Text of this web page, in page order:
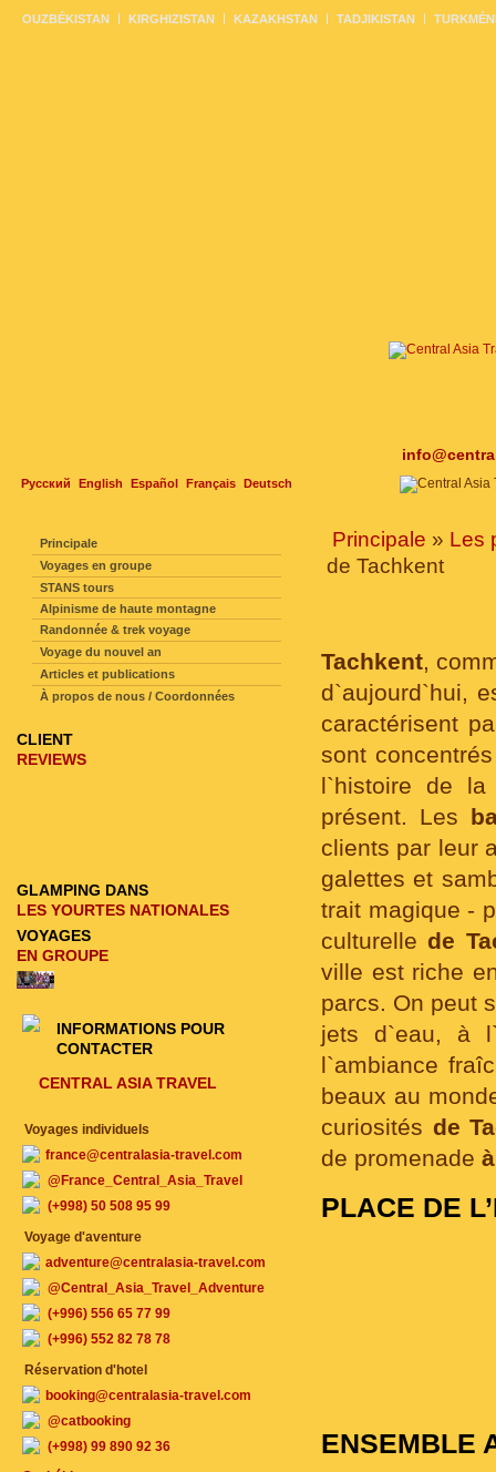
Русский English Español Français Deutsch
OUZBÉKISTAN KIRGHIZISTAN KAZAKHSTAN TADJIKISTAN
Principale » Les
de Tachkent
Tachkent,
d`aujourd`hui,
caractérisent
sont
l`histoire de
présent. Les
clients par leur
galettes et
trait magique -
culturelle de
ville est riche
parcs. On peut
jets d`eau, à
l`ambiance
beaux au
curiosités de
de promenade
PLACE DE
ENSEMBLE
Principale
Voyages en groupe
STANS tours
Alpinisme de haute montagne
Randonnée & trek voyage
Voyage du nouvel an
Articles et publications
À propos de nous / Coordonnées
CLIENT
REVIEWS
GLAMPING DANS
LES YOURTES NATIONALES
VOYAGES
EN GROUPE
INFORMATIONS POUR
CONTACTER
CENTRAL ASIA TRAVEL
Voyages individuels
france@centralasia-travel.com
@France_Central_Asia_Travel
(+998) 50 508 95 99
Voyage d'aventure
adventure@centralasia-travel.com
@Central_Asia_Travel_Adventure
(+996) 556 65 77 99
(+996) 552 82 78 78
Réservation d'hotel
booking@centralasia-travel.com
@catbooking
(+998) 99 890 92 36